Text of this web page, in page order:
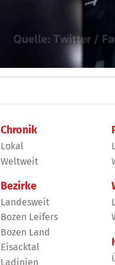
Chronik
Lokal
Weltweit
Bezirke
Landesweit
Bozen Leifers
Bozen Land
Eisacktal
Ladinien